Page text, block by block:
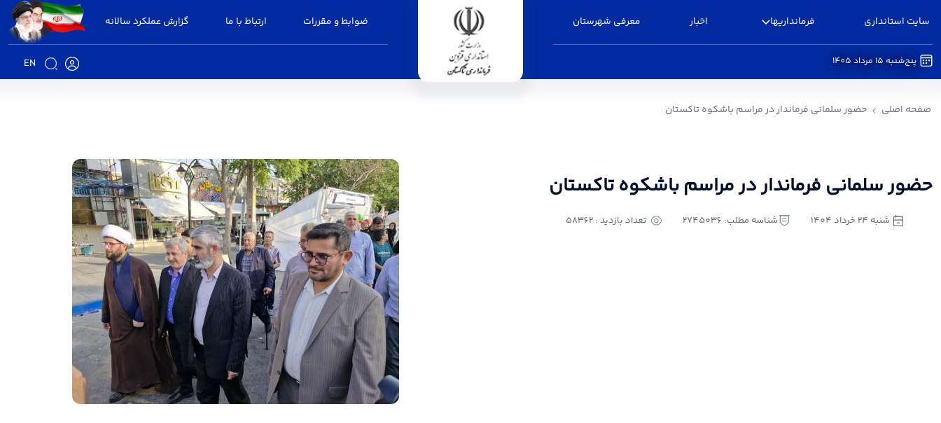
سایت استانداری فرمانداریها اخبار معرفی شهرستان ضوابط و مقررات ارتباط با ما گزارش عملکرد سالانه
EN پنج‌شنبه 15 مرداد 1405
صفحه اصلی حضور سلمانی فرماندار در مراسم باشکوه تاکستان
حضور سلمانی فرماندار در مراسم باشکوه تاکستان
شنبه 24 خرداد 1404 شناسه مطلب: 2745036 تعداد بازدید : 58362